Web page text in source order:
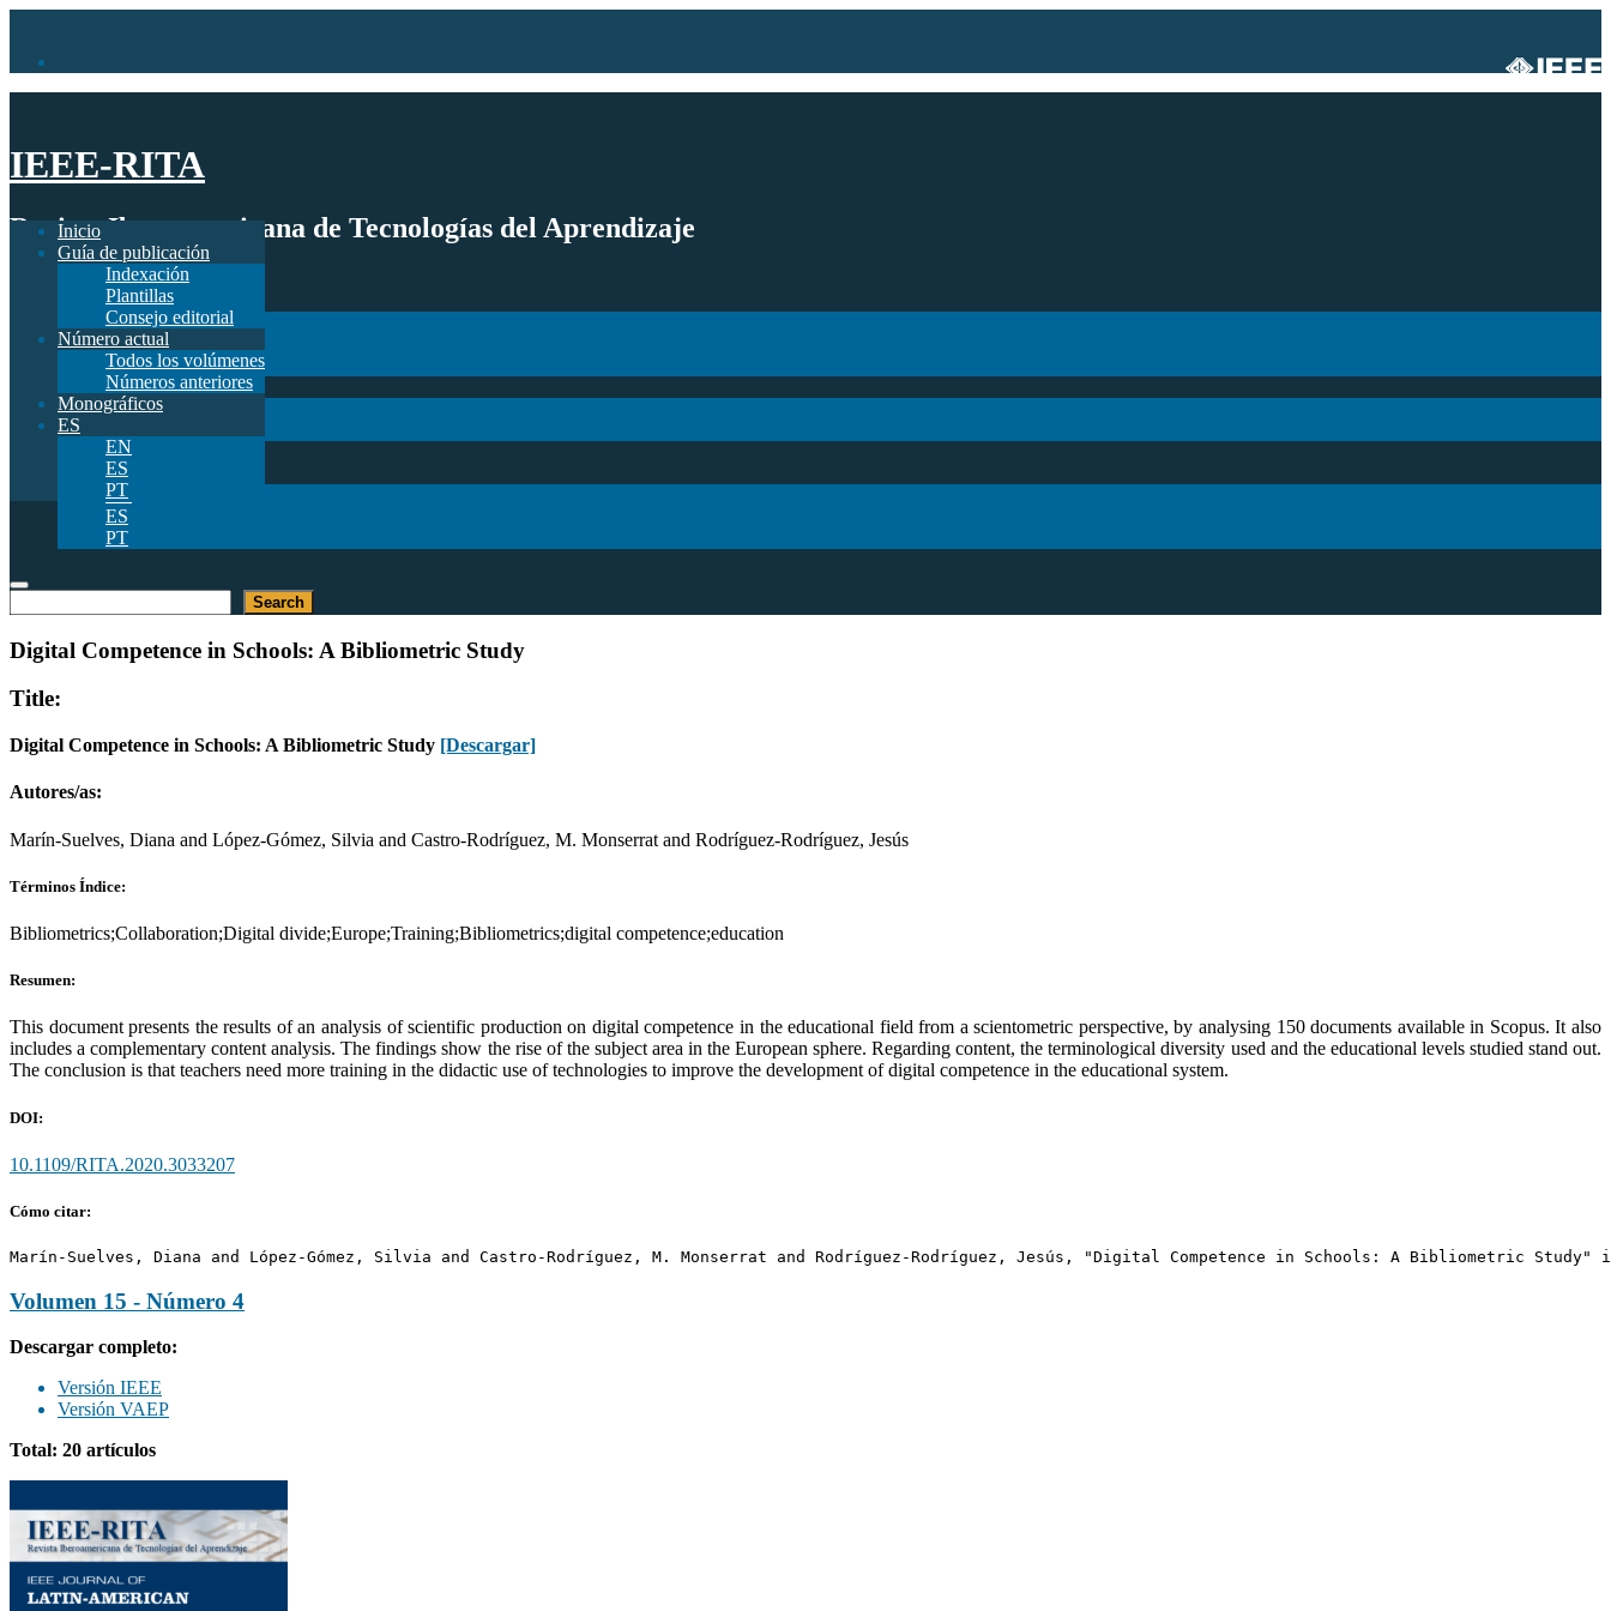
IEEE-RITA
Revista Iberoamericana de Tecnologías del Aprendizaje
Guía de publicación
Indexación
Plantillas
Consejo editorial
Número actual
Todos los volúmenes
Monográficos
EN
ES
PT
Inicio
Guía de publicación
Indexación
Plantillas
Consejo editorial
Número actual
Todos los volúmenes
Números anteriores
Monográficos
ES
EN
ES
PT
Search
Digital Competence in Schools: A Bibliometric Study
Title:
Digital Competence in Schools: A Bibliometric Study [Descargar]
Autores/as:
Marín-Suelves, Diana and López-Gómez, Silvia and Castro-Rodríguez, M. Monserrat and Rodríguez-Rodríguez, Jesús
Términos Índice:
Bibliometrics;Collaboration;Digital divide;Europe;Training;Bibliometrics;digital competence;education
Resumen:
This document presents the results of an analysis of scientific production on digital competence in the educational field from a scientometric perspective, by analysing 150 documents available in Scopus. It also
includes a complementary content analysis. The findings show the rise of the subject area in the European sphere. Regarding content, the terminological diversity used and the educational levels studied stand out.
The conclusion is that teachers need more training in the didactic use of technologies to improve the development of digital competence in the educational system.
DOI:
10.1109/RITA.2020.3033207
Cómo citar:
Marín-Suelves, Diana and López-Gómez, Silvia and Castro-Rodríguez, M. Monserrat and Rodríguez-Rodríguez, Jesús, "Digital Competence in Schools: A Bibliometric
Volumen 15 - Número 4
Descargar completo:
Versión IEEE
Versión VAEP
Total: 20 artículos